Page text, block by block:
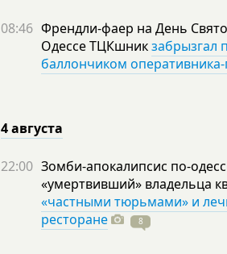
08:46 Френдли-фаер на День
Одессе ТЦКшникзабрызгал
баллончиком
4 августа
22:00 Зомби-апокалипсис по-
«умертвивший» владельца
«частными тюрьмами» и
ресторане
8